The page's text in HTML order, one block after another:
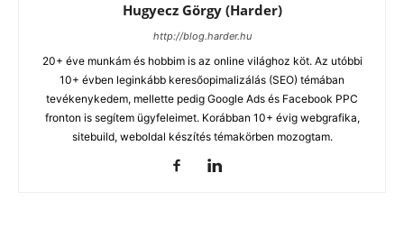
Hugyecz Görgy (Harder)
http://blog.harder.hu
20+ éve munkám és hobbim is az online világhoz köt. Az utóbbi
10+ évben leginkább keresőopimalizálás (SEO) témában
tevékenykedem, mellette pedig Google Ads és Facebook PPC
fronton is segítem ügyfeleimet. Korábban 10+ évig webgrafika,
sitebuild, weboldal készítés témakörben mozogtam.